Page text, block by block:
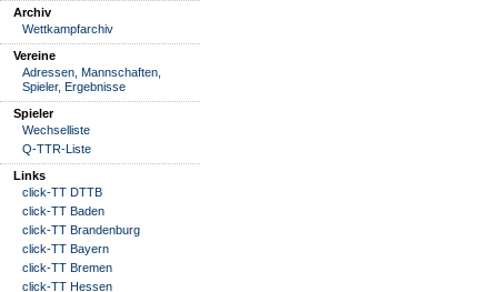
Archiv
Wettkampfarchiv
Vereine
Adressen, Mannschaften,
Spieler, Ergebnisse
Spieler
Wechselliste
Q-TTR-Liste
Links
click-TT DTTB
click-TT Baden
click-TT Brandenburg
click-TT Bayern
click-TT Bremen
click-TT Hessen